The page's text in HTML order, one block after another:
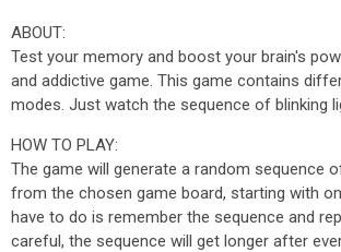
ABOUT:
Test your memory and boost your brain's
and addictive game. This game contains
modes. Just watch the sequence of blinking
HOW TO PLAY:
The game will generate a random sequence
from the chosen game board, starting with
have to do is remember the sequence and
careful, the sequence will get longer after